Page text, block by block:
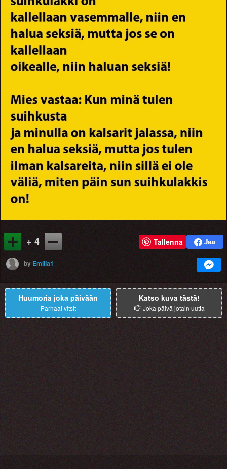
+ 4 Tallenna
by Emilia1
Huumoria joka päivään
Parhaat vitsit
Katso kuva tästä!
Joka päivä jotain uutta